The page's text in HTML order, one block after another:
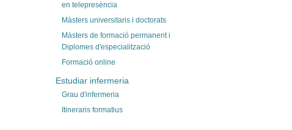
en telepresència
Màsters universitaris i doctorats
Màsters de formació permanent i
Diplomes d'especialització
Formació online
Estudiar infermeria
Grau d'infermeria
Itineraris formatius